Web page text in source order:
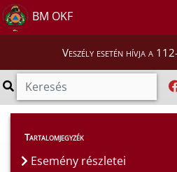
BM OKF
Veszély esetén hívja a
Esemény részletei
Tartalomjegyzék
Esemény részletei